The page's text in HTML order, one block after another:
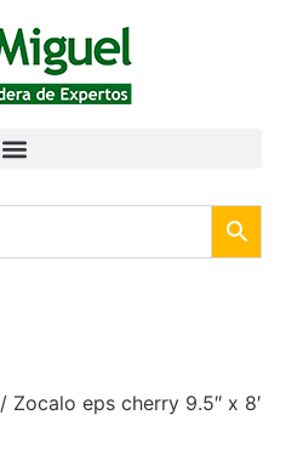
/ Zocalo eps cherry 9.5″ x 8′